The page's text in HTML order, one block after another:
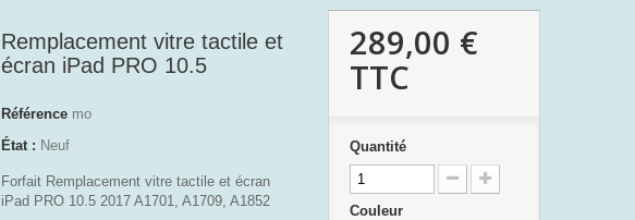
Remplacement vitre tactile et
écran iPad PRO 10.5
Référence mo
État : Neuf
Forfait Remplacement vitre tactile et écran
iPad PRO 10.5 2017 A1701, A1709, A1852
289,00 €
TTC
Quantité
Couleur